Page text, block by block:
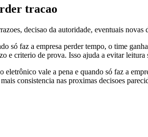
tracao
decisao da autoridade, eventuais
só faz a empresa perder tempo, o time
e criterio de prova. Isso ajuda a evitar
vale a pena e quando só faz a
consistencia nas proximas decisoes